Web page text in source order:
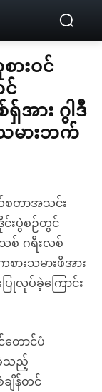
းဝင်
ရှ်အား ဂွါဒီ
သမားဘက်
စတာအသင်း
င်းပွဲစဉ်တွင်
စ် ဂရီးလစ်
စားသမားဖိအား
ြုလုပ်ခဲ့ကြောင်း
ောင်ပံ
ခဲ့သည့်
ျိန်တင်